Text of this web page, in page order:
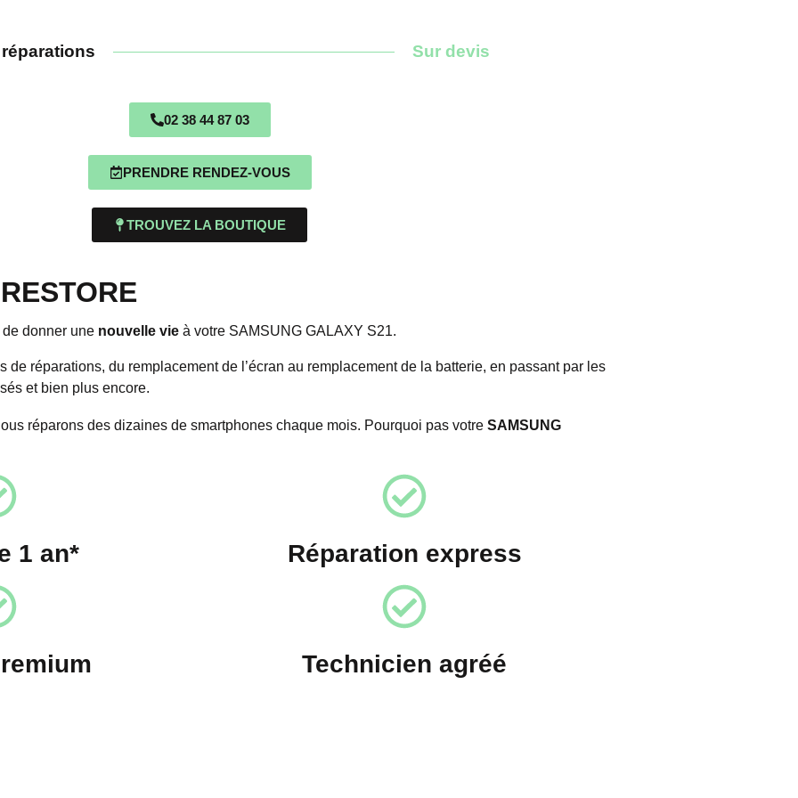
Sur devis
02 38 44 87 03
PRENDRE RENDEZ-VOUS
TROUVEZ LA BOUTIQUE
donner une nouvelle vieà votre SAMSUNG GALAXY S21.
de réparations, du remplacement de l’écran au remplacement de la batterie, en passant par les
et bien plus encore.
réparons des dizaines de smartphones chaque mois. Pourquoi pas votre SAMSUNG
1 an* Réparation express
Technicien agréé